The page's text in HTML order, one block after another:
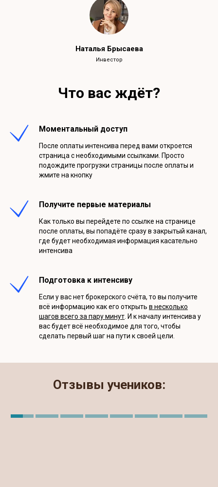
Наталья Брысаева
Инвестор
Что вас ждёт?
Моментальный доступ
После оплаты интенсива перед вами откроется
страница с необходимыми ссылками. Просто
подождите прогрузки страницы после оплаты и
жмите на кнопку
Получите первые материалы
Как только вы перейдете по ссылке на странице
после оплаты, вы попадёте сразу в закрытый канал,
где будет необходимая информация касательно
интенсива
Подготовка к интенсиву
Если у вас нет брокерского счёта, то вы получите
всё информацию как его открыть в несколько
шагов всего за пару минут . И к началу интенсива у
вас будет всё необходимое для того, чтобы
сделать первый шаг на пути к своей цели.
Отзывы учеников: